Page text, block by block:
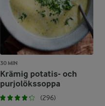
30 MIN
Krämig potatis- och
purjolökssoppa
(296)